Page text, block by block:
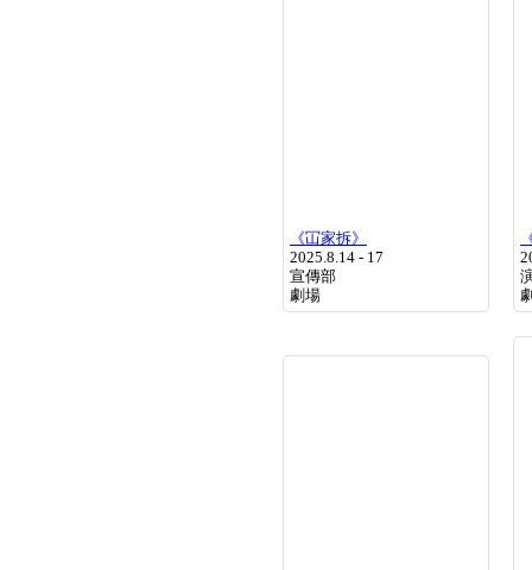
《冚家拆》
2025.8.14 - 17
宣傳部
劇場